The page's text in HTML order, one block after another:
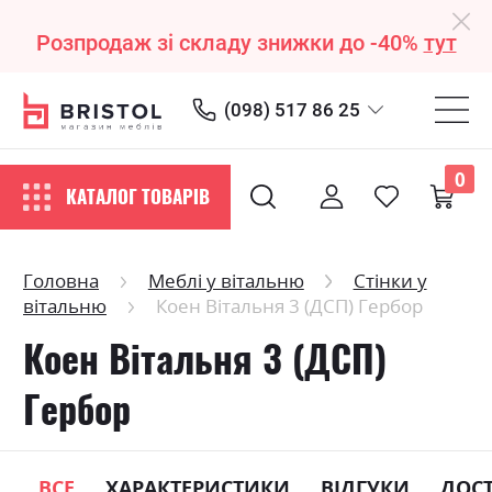
Розпродаж зі складу знижки до -40% тут
(098) 517 86 25
КАТАЛОГ ТОВАРІВ
0
Головна Меблі у вітальню
Стінки у
вітальню
Коен Вітальня 3 (ДСП) Гербор
Коен Вітальня 3 (ДСП)
Гербор